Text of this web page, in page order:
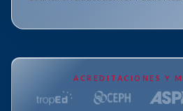
ACREDITACIONES Y